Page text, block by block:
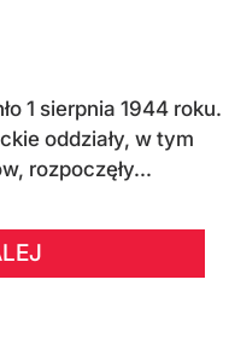
1 sierpnia 1944 roku.
oddziały, w tym
rozpoczęły...